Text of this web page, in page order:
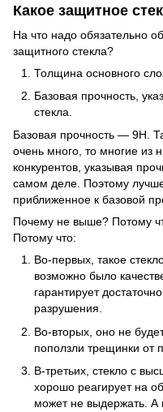
Какое защитное
На что надо обязательно
защитного стекла?
Толщина основного
Базовая прочность,
стекла.
Базовая прочность — 9Н.
очень много, то многие из
конкурентов, указывая
самом деле. Поэтому
приближенное к базовой
Почему не выше? Потому
Потому что:
Во-первых, такое
возможно было
гарантирует
разрушения.
Во-вторых, оно не
поползли трещинки от
В-третьих, стекло с
хорошо реагирует на
может не выдержать. А